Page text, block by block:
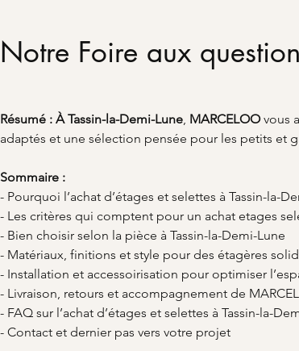
Notre Foire aux
Résumé : À Tassin-la-Demi-Lune, MARCELOO vous
adaptés et une sélection pensée pour les petits et
Sommaire :
- Pourquoi l’achat d’étages et selettes à Tassin-la-
- Les critères qui comptent pour un achat etages
- Bien choisir selon la pièce à Tassin-la-Demi-Lune
- Matériaux, finitions et style pour des étagères
- Installation et accessoirisation pour optimiser
- Livraison, retours et accompagnement de
- FAQ sur l’achat d’étages et selettes à Tassin-la-
- Contact et dernier pas vers votre projet